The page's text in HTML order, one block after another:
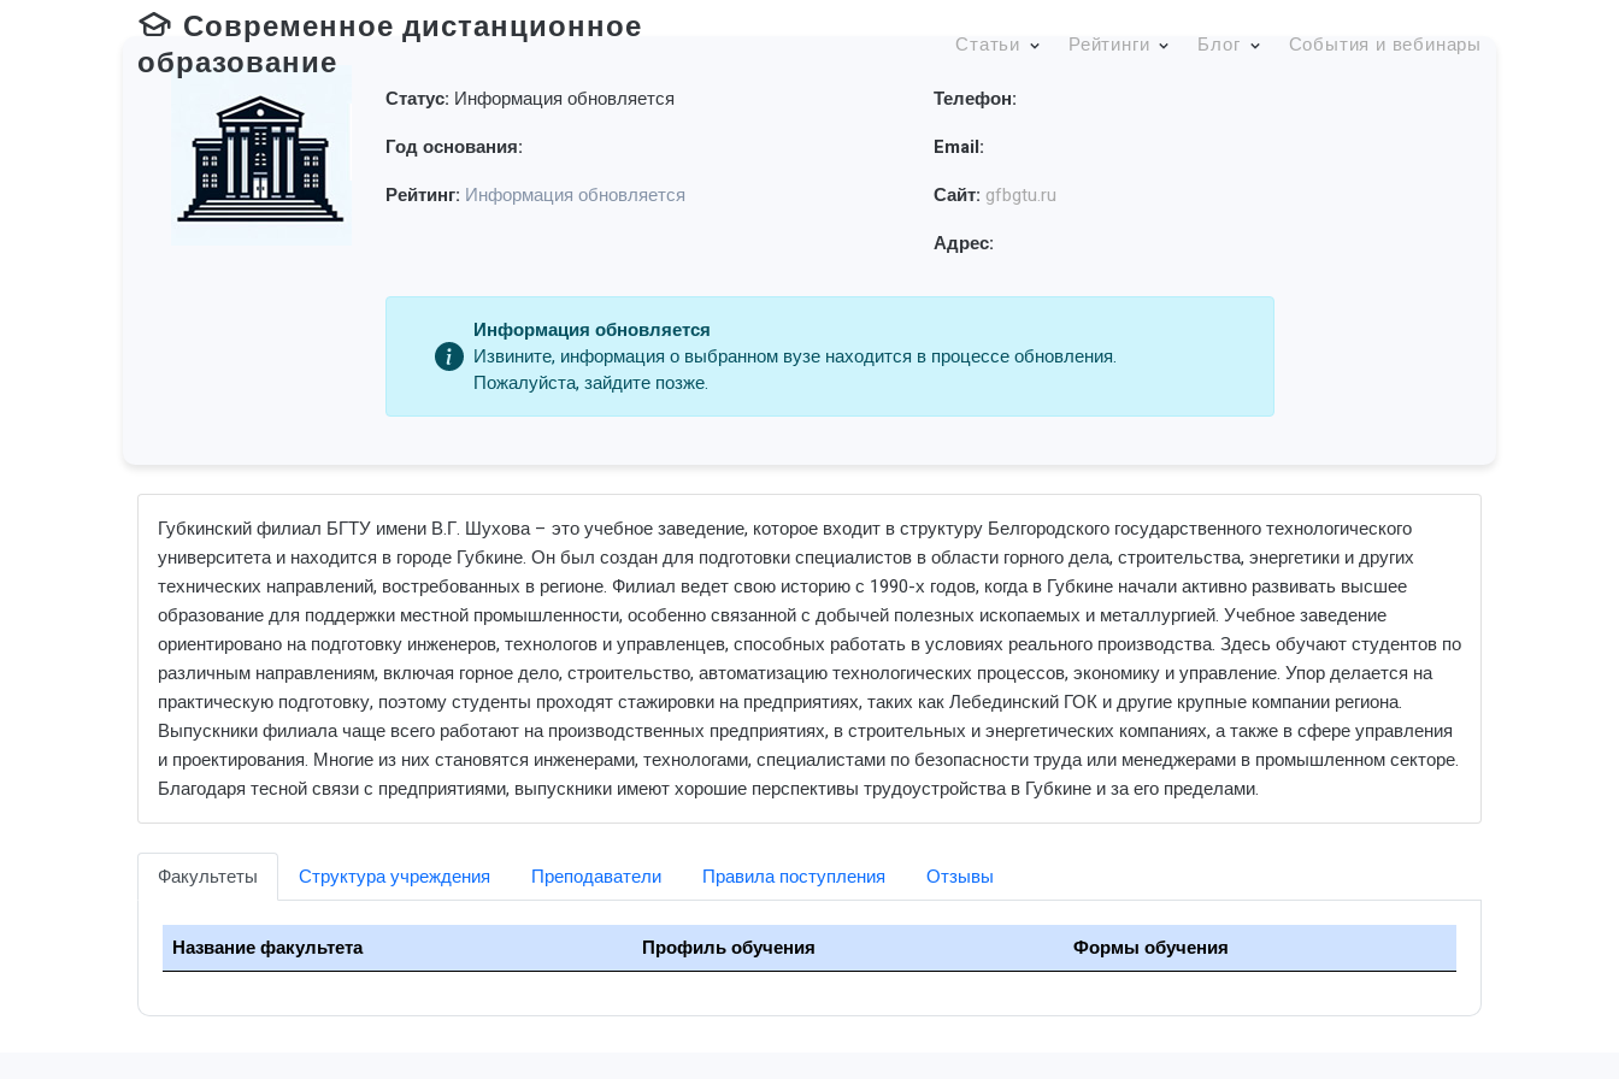
Современное дистанционное
образование
Статьи Рейтинги Блог События и вебинары
Статус: Информация обновляется
Год основания:
Рейтинг: Информация обновляется
Телефон:
Email:
Сайт: gfbgtu.ru
Адрес:
Информация обновляется
Извините, информация о выбранном вузе находится в процессе обновления.
Пожалуйста, зайдите позже.
Губкинский филиал БГТУ имени В.Г. Шухова – это учебное заведение, которое входит в структуру Белгородского государственного технологического
университета и находится в городе Губкине. Он был создан для подготовки специалистов в области горного дела, строительства, энергетики и других
технических направлений, востребованных в регионе. Филиал ведет свою историю с 1990-х годов, когда в Губкине начали активно развивать высшее
образование для поддержки местной промышленности, особенно связанной с добычей полезных ископаемых и металлургией. Учебное заведение
ориентировано на подготовку инженеров, технологов и управленцев, способных работать в условиях реального производства. Здесь обучают студентов по
различным направлениям, включая горное дело, строительство, автоматизацию технологических процессов, экономику и управление. Упор делается на
практическую подготовку, поэтому студенты проходят стажировки на предприятиях, таких как Лебединский ГОК и другие крупные компании региона.
Выпускники филиала чаще всего работают на производственных предприятиях, в строительных и энергетических компаниях, а также в сфере управления
и проектирования. Многие из них становятся инженерами, технологами, специалистами по безопасности труда или менеджерами в промышленном секторе.
Благодаря тесной связи с предприятиями, выпускники имеют хорошие перспективы трудоустройства в Губкине и за его пределами.
Факультеты Структура учреждения Преподаватели Правила поступления Отзывы
Название факультета Профиль обучения Формы обучения